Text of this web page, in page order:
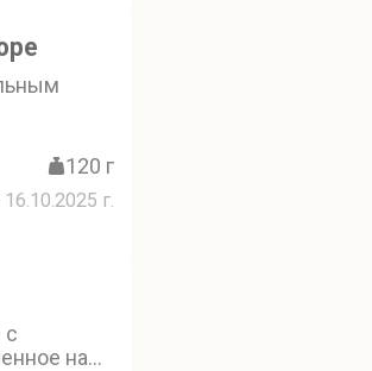
120 г
16.10.2025 г.
с
на